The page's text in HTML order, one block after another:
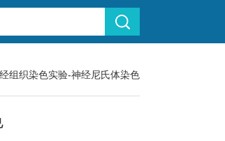
组织染色实验-神经尼氏体染色